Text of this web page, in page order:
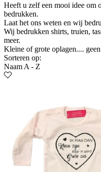
Heeft u zelf een mooi idee om
bedrukken.
Laat het ons weten en wij
Wij bedrukken shirts, truien,
meer.
Kleine of grote oplagen....
Sorteren op:
Naam A - Z